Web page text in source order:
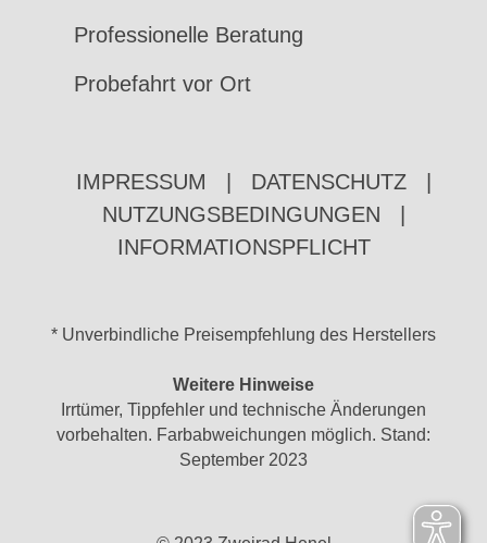
Professionelle Beratung
Probefahrt vor Ort
IMPRESSUM DATENSCHUTZ
NUTZUNGSBEDINGUNGEN
INFORMATIONSPFLICHT
* Unverbindliche Preisempfehlung des Herstellers
Weitere Hinweise
Irrtümer, Tippfehler und technische Änderungen
vorbehalten. Farbabweichungen möglich. Stand:
September 2023